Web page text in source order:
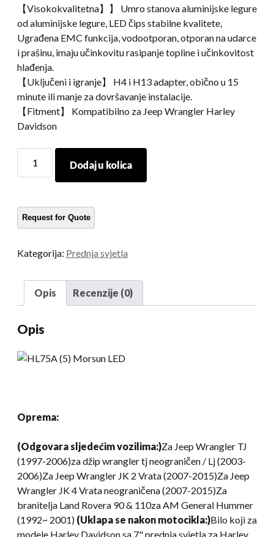
【Visokokvalitetna】】 Umro stanova aluminijske legure
od aluminijske legure, LED čips stabilne kvalitete,
Ugrađena EMC funkcija, vodootporan, otporan na udarce
i prašinu, imaju učinkovitu rasipanje topline i učinkovitost
hlađenja.
【Uključeni i igranje】 H4 i H13 adapter, obično u 15
minute ili manje za dovršavanje instalacije.
【Fitment】 Kompatibilno za Jeep Wrangler Harley
Davidson
Inčni
žarulja
prednjih
75W
motociklisti
svjetla
vožnja
za
Harley
Davidson
količina
Dodaj u kolica
Kategorija: Prednja svjetla
Opis Recenzije (0)
Opis
Oprema:
(Odgovara sljedećim vozilima:)Za Jeep Wrangler TJ
(1997-2006)za džip wrangler tj neograničen / Lj (2003-
2006)Za Jeep Wrangler JK 2 Vrata (2007-2015)Za Jeep
Wrangler JK 4 Vrata neograničena (2007-2015)Za
branitelja Land Rovera 90 & 110za AM General Hummer
(1992~ 2001) (Uklapa se nakon motocikla:)Bilo koji za
modele Harley Davidson sa 7" prednja svjetla za Harley